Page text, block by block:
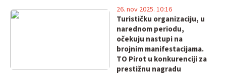
Dačić
Turističku organizaciju, u
narednom periodu,
očekuju nastupi na
brojnim manifestacijama.
TO Pirot u konkurenciji za
prestižnu nagradu
26. nov 2025. 10:16